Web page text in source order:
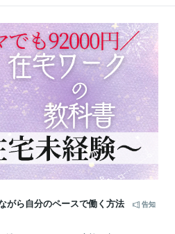
がら自分のペースで働く方法
告知